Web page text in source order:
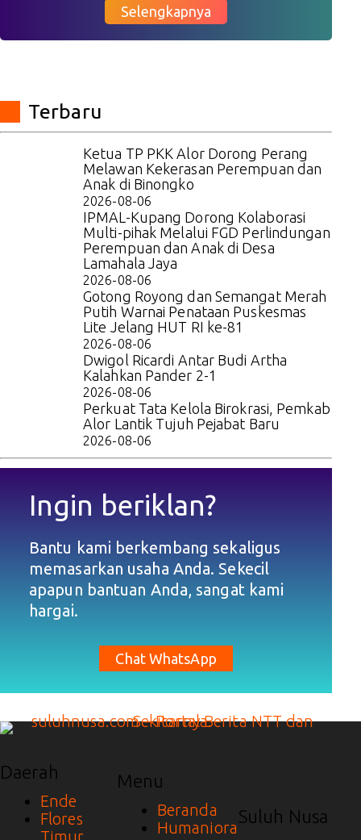
Selengkapnya
Terbaru
Ketua TP PKK Alor Dorong Perang
Melawan Kekerasan Perempuan dan
Anak di Binongko
2026-08-06
IPMAL-Kupang Dorong Kolaborasi
Multi-pihak Melalui FGD Perlindungan
Perempuan dan Anak di Desa
Lamahala Jaya
2026-08-06
Gotong Royong dan Semangat Merah
Putih Warnai Penataan Puskesmas
Lite Jelang HUT RI ke-81
2026-08-06
Dwigol Ricardi Antar Budi Artha
Kalahkan Pander 2-1
2026-08-06
Perkuat Tata Kelola Birokrasi, Pemkab
Alor Lantik Tujuh Pejabat Baru
2026-08-06
Ingin beriklan?
Bantu kami berkembang sekaligus
memasarkan usaha Anda. Sekecil
apapun bantuan Anda, sangat kami
hargai.
Chat WhatsApp
Daerah
Ende
Flores
Menu
Beranda
Humaniora
Suluh Nusa